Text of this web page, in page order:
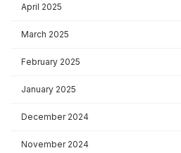
April 2025
March 2025
February 2025
January 2025
December 2024
November 2024